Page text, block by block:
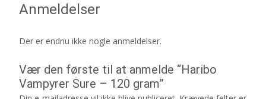
Anmeldelser
Der er endnu ikke nogle anmeldelser.
Vær den første til at anmelde “Haribo
Vampyrer Sure – 120 gram”